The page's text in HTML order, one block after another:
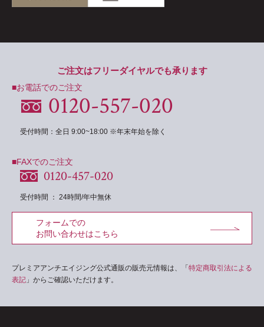
ご注文はフリーダイヤルでも承ります
■お電話でのご注文
0120-557-020
受付時間：全日 9:00~18:00 ※年末年始を除く
■FAXでのご注文
0120-457-020
受付時間 ： 24時間/年中無休
フォームでの
お問い合わせはこちら
プレミアアンチエイジング公式通販の販売元情報は、「 特定商取引法による
表記 」からご確認いただけます。